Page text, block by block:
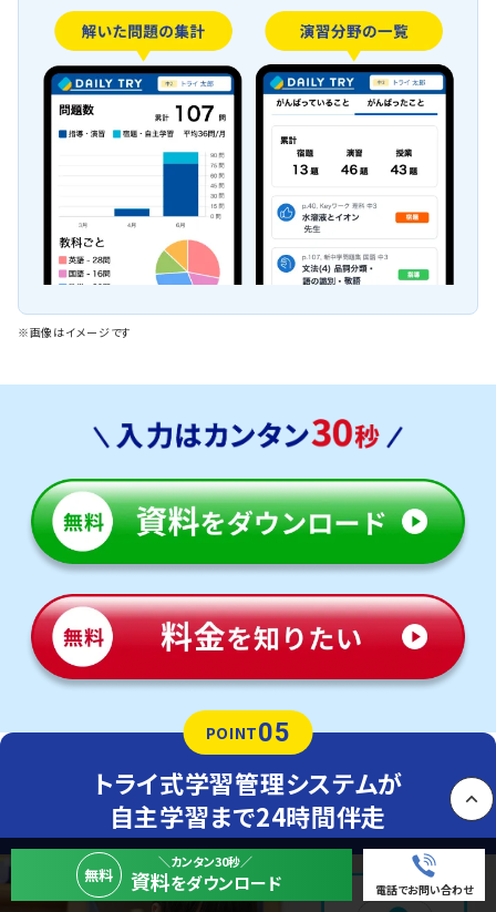
※画像はイメージです
POINT05
トライ式学習管理システムが
自主学習まで24時間伴走
無料
＼カンタン30秒／
資料をダウンロード 電話でお問い合わせ